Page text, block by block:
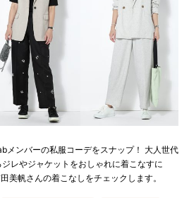
メンバーの私服コーデをスナップ！ 大人世代
レやジャケットをおしゃれに着こなすに
美帆さんの着こなしをチェックします。